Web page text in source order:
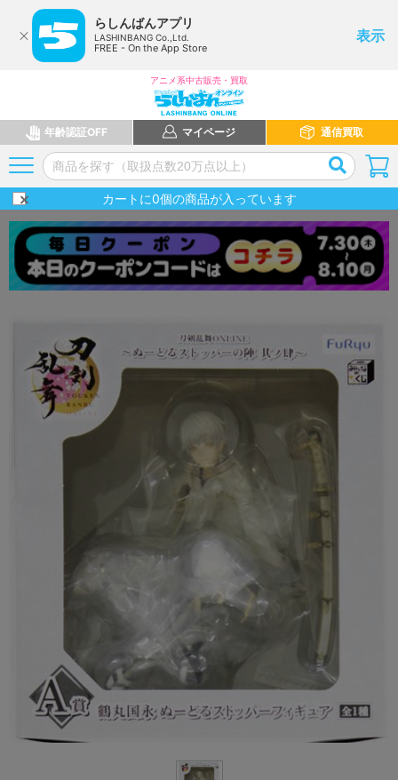
らしんばんアプリ
LASHINBANG Co.,Ltd.
FREE - On the App Store
表示
アニメ系中古販売・買取
年齢認証OFF マイページ 通信買取
カートに0個の商品が入っています